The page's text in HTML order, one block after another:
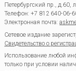
Петербургский пр., д.60,
Телефон: +7 812 640-06-
Электронная почта:
Сетевое издание
Свидетельство о
Использование любой
только при условии